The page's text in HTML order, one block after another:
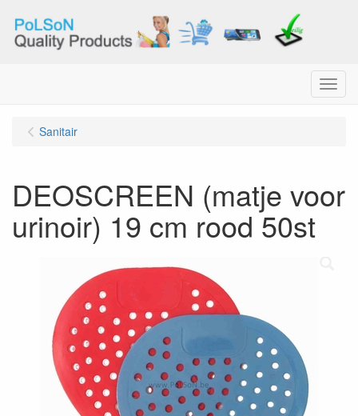
Menu
Sanitair
DEOSCREEN (matje voor
urinoir) 19 cm rood 50st